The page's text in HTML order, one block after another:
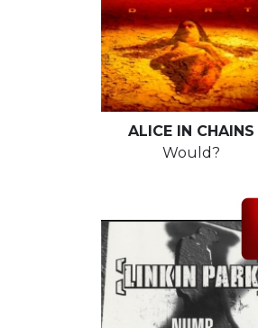
ALICE IN CHAINS
Would?